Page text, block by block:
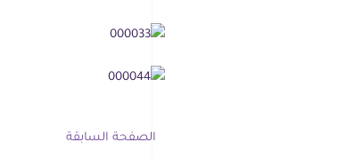
الصفحة السابقة